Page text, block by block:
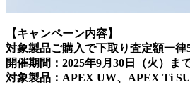
【キャンペーン内容】
対象製品ご購入で下取り査定額一律
開催期間：2025年9月30日（火）ま
対象製品：APEX UW、APEX Ti